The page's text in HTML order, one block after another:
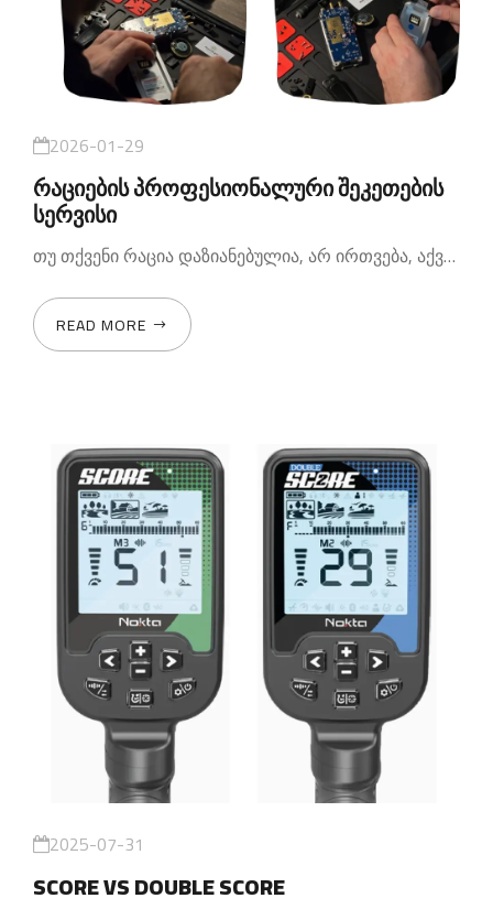
2026-01-29
რაციების პროფესიონალური შეკეთების
სერვისი
თუ თქვენი რაცია დაზიანებულია, არ ირთვება, აქვს სიგნალის პრობლემა ან მუშაობს არასტაბილურად
READ MORE
2025-07-31
SCORE VS DOUBLE SCORE